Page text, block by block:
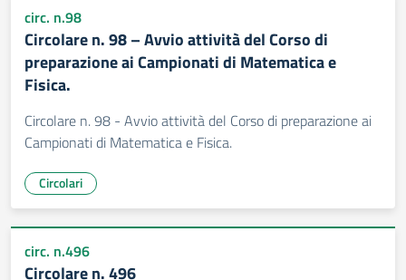
circ. n.98
Circolare n. 98 – Avvio attività del Corso di
preparazione ai Campionati di Matematica e
Fisica.
Circolare n. 98 - Avvio attività del Corso di preparazione ai
Campionati di Matematica e Fisica.
Circolari
circ. n.496
Circolare n. 496